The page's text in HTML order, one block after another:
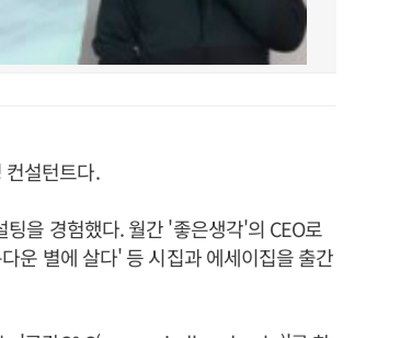
설턴트다.
을 경험했다. 월간 '좋은생각'의 CEO로
운 별에 살다' 등 시집과 에세이집을 출간